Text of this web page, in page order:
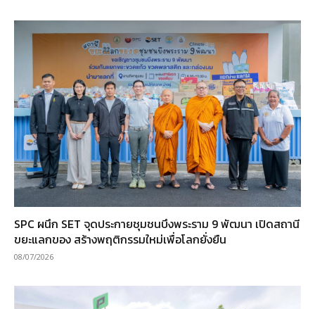
SPC ผนึก SET จุดประกายชุมชนบึงพระราม 9 พัฒนา เปิดสถานี
ขยะแลกของ สร้างพฤติกรรมใหม่เพื่อโลกยั่งยืน
08/07/2026